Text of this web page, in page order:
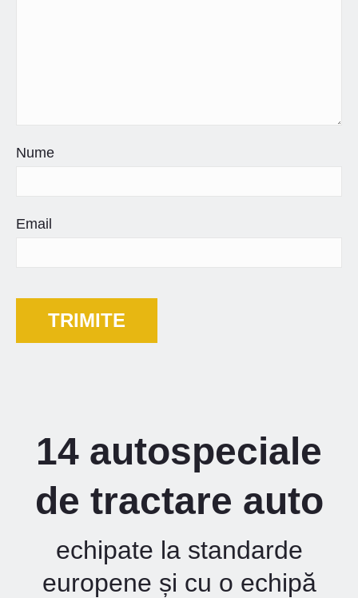
Nume
Email
14 autospeciale
de tractare auto
echipate la standarde
europene și cu o echipă